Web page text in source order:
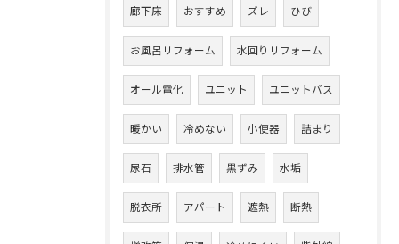
廊下床 おすすめ ズレ ひび
お風呂リフォーム 水回りリフォーム
オール電化 ユニット ユニットバス
暖かい 冷めない 小便器 詰まり
尿石 排水管 黒ずみ 水垢
脱衣所 アパート 遮熱 断熱